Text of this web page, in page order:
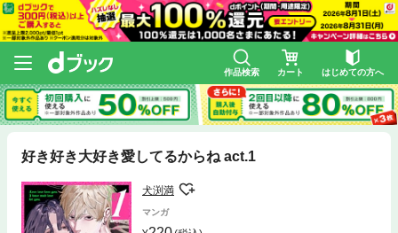
作品検索 カート はじめての方へ
好き好き大好き愛してるからね act.1
犬渕満
マンガ